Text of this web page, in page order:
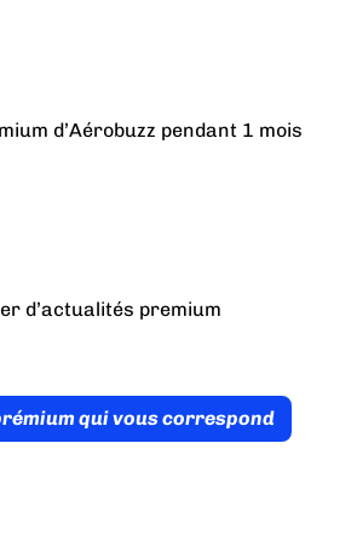
d’Aérobuzz pendant 1 mois
d’actualités premium
qui vous correspond